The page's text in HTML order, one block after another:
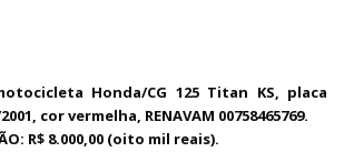
Honda/CG 125 Titan KS, placa
cor vermelha, RENAVAM 00758465769.
R$ 8.000,00 (oito mil reais).